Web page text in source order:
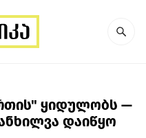
ყიდულობს —
დაიწყო